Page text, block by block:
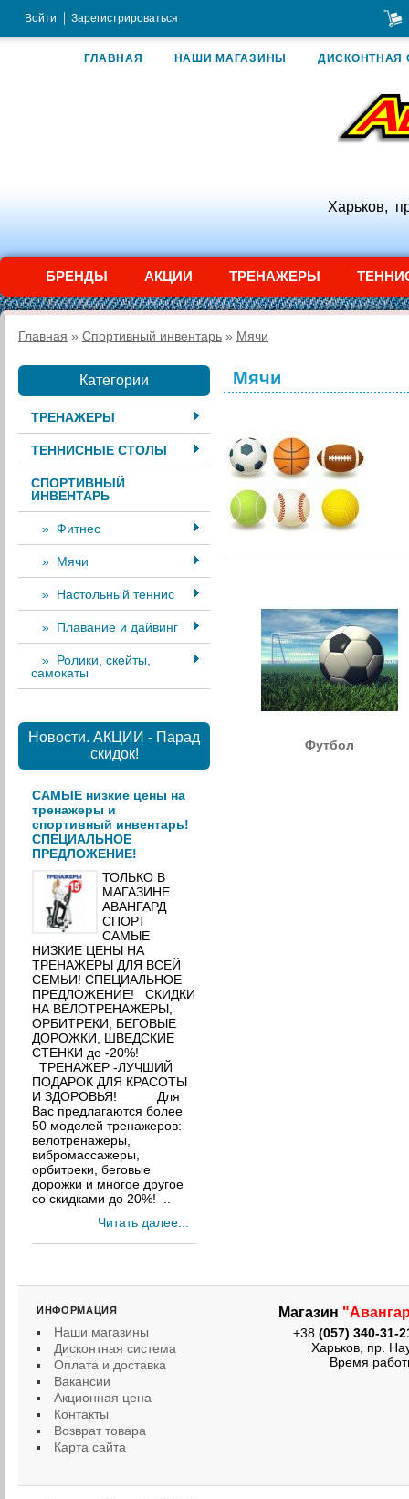
Войти Зарегистрироваться
ГЛАВНАЯ НАШИ МАГАЗИНЫ ДИСКОНТНАЯ
Харьков,
БРЕНДЫ АКЦИИ ТРЕНАЖЕРЫ
Главная » Спортивный инвентарь » Мячи
Категории
ТРЕНАЖЕРЫ
ТЕННИСНЫЕ СТОЛЫ
СПОРТИВНЫЙ
ИНВЕНТАРЬ
» Фитнес
» Мячи
» Настольный теннис
» Плавание и дайвинг
» Ролики, скейты,
самокаты
Новости. АКЦИИ - Парад
скидок!
САМЫЕ низкие цены на
тренажеры и
спортивный инвентарь!
СПЕЦИАЛЬНОЕ
ПРЕДЛОЖЕНИЕ!
ТОЛЬКО В
МАГАЗИНЕ
АВАНГАРД
СПОРТ
САМЫЕ
НИЗКИЕ ЦЕНЫ НА
ТРЕНАЖЕРЫ ДЛЯ ВСЕЙ
СЕМЬИ! СПЕЦИАЛЬНОЕ
ПРЕДЛОЖЕНИЕ! СКИДКИ
НА ВЕЛОТРЕНАЖЕРЫ,
ОРБИТРЕКИ, БЕГОВЫЕ
ДОРОЖКИ, ШВЕДСКИЕ
СТЕНКИ до -20%!
ТРЕНАЖЕР -ЛУЧШИЙ
ПОДАРОК ДЛЯ КРАСОТЫ
И ЗДОРОВЬЯ! Для
Вас предлагаются более
50 моделей тренажеров:
велотренажеры,
вибромассажеры,
орбитреки, беговые
дорожки и многое другое
со скидками до 20%! ..
Читать далее...
Мячи
Футбол
ИНФОРМАЦИЯ
Наши магазины
Дисконтная система
Оплата и доставка
Вакансии
Акционная цена
Контакты
Возврат товара
Карта сайта
Магазин
+38 (057) 340-31-
Харьков, пр.
Время работы: